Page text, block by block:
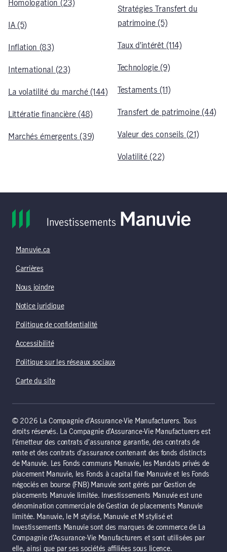
Homologation (23)
IA (5)
Inflation (83)
International (23)
La volatilité du marché (144)
Littératie financière (48)
Marchés émergents (39)
Stratégies Transfert du
patrimoine (5)
Taux d’intérêt (114)
Technologie (9)
Testaments (11)
Transfert de patrimoine (44)
Valeur des conseils (21)
Volatilité (22)
Manuvie.ca
Carrières
Nous joindre
Notice juridique
Politique de confidentialité
Accessibilité
Politique sur les réseaux sociaux
Carte du site
© 2026 La Compagnie d’Assurance-Vie Manufacturers. Tous
droits réservés. La Compagnie d’Assurance-Vie Manufacturers est
l’émetteur des contrats d’assurance garantie, des contrats de
rente et des contrats d’assurance contenant des fonds distincts
de Manuvie. Les Fonds communs Manuvie, les Mandats privés de
placement Manuvie, les Fonds à capital fixe Manuvie et les Fonds
négociés en bourse (FNB) Manuvie sont gérés par Gestion de
placements Manuvie limitée. Investissements Manuvie est une
dénomination commerciale de Gestion de placements Manuvie
limitée. Manuvie, le M stylisé, Manuvie et M stylisé et
Investissements Manuvie sont des marques de commerce de La
Compagnie d’Assurance-Vie Manufacturers et sont utilisées par
elle, ainsi que par ses sociétés affiliées sous licence.